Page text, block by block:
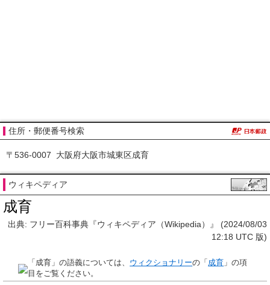
住所・郵便番号検索
〒536-0007 大阪府大阪市城東区成育
ウィキペディア
成育
出典: フリー百科事典『ウィキペディア（Wikipedia）』 (2024/08/03
12:18 UTC 版)
「 成育 」の語義については、 ウィクショナリーの「 成育 」の項
目をご覧ください。